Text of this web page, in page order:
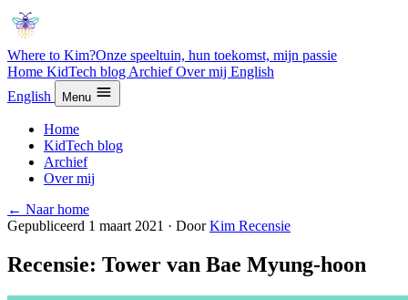
Where to Kim?Onze speeltuin, hun toekomst, mijn passie
Home KidTech blog ArchiefOver mij English
English
Menu
Home
KidTech blog
Archief
Over mij
← Naar home
Gepubliceerd 1 maart 2021 · DoorKim Recensie
Recensie: Tower van Bae Myung-hoon